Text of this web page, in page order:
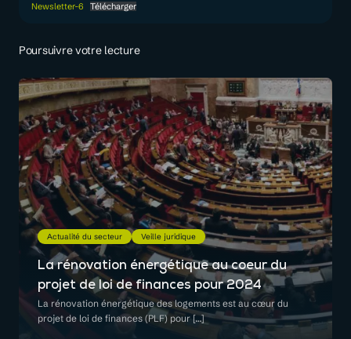
Newsletter-6 Télécharger
Poursuivre votre lecture
Actualité du secteur Veille juridique
La rénovation énergétique au coeur du
projet de loi de finances pour 2024
La rénovation énergétique des logements est au cœur du
projet de loi de finances (PLF) pour […]